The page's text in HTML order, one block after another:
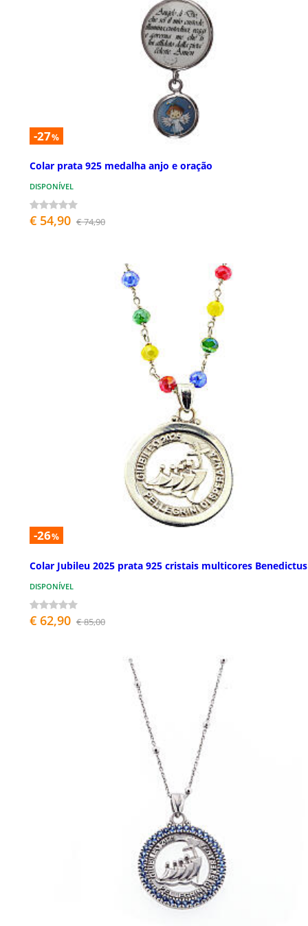
-27%
Colar prata 925 medalha anjo e oração
DISPONÍVEL
€ 54,90 € 74,90
-26%
Colar Jubileu 2025 prata 925 cristais multicores Benedictus
DISPONÍVEL
€ 62,90 € 85,00